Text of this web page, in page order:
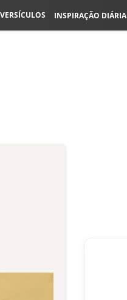
VERSÍCULOS INSPIRAÇÃO DIÁRIA